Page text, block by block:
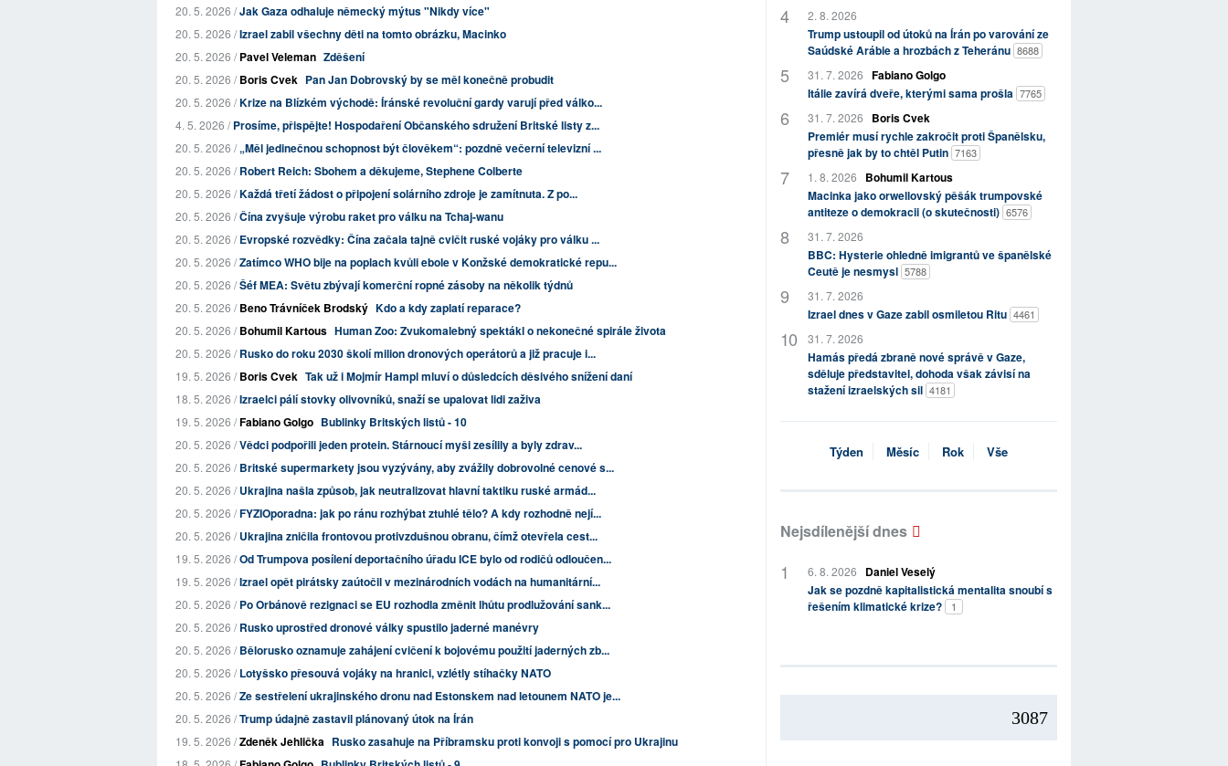
20. 5. 2026 /Jak Gaza odhaluje německý mýtus "Nikdy více"
20. 5. 2026 /Izrael zabil všechny děti na tomto obrázku, Macinko
20. 5. 2026 /Pavel Veleman Zděšení
20. 5. 2026 /Boris Cvek Pan Jan Dobrovský by se měl konečně probudit
20. 5. 2026 /Krize na Blízkém východě: Íránské revoluční gardy varují před válko...
4. 5. 2026 /Prosíme, přispějte! Hospodaření Občanského sdružení Britské listy z...
20. 5. 2026 /„Měl jedinečnou schopnost být člověkem“: pozdně večerní televizní ...
20. 5. 2026 /Robert Reich: Sbohem a děkujeme, Stephene Colberte
20. 5. 2026 /Každá třetí žádost o připojení solárního zdroje je zamítnuta. Z po...
20. 5. 2026 /Čína zvyšuje výrobu raket pro válku na Tchaj-wanu
20. 5. 2026 /Evropské rozvědky: Čína začala tajně cvičit ruské vojáky pro válku ...
20. 5. 2026 /Zatímco WHO bije na poplach kvůli ebole v Konžské demokratické repu...
20. 5. 2026 /Šéf MEA: Světu zbývají komerční ropné zásoby na několik týdnů
20. 5. 2026 /Beno Trávníček Brodský Kdo a kdy zaplatí reparace?
20. 5. 2026 /Bohumil Kartous Human Zoo: Zvukomalebný spektákl o nekonečné spirále života
20. 5. 2026 /Rusko do roku 2030 školí milion dronových operátorů a již pracuje i...
19. 5. 2026 /Boris Cvek Tak už i Mojmír Hampl mluví o důsledcích děsivého snížení daní
18. 5. 2026 /Izraelci pálí stovky olivovníků, snaží se upalovat lidi zaživa
19. 5. 2026 /Fabiano Golgo Bublinky Britských listů - 10
20. 5. 2026 /Vědci podpořili jeden protein. Stárnoucí myši zesílily a byly zdrav...
20. 5. 2026 /Britské supermarkety jsou vyzývány, aby zvážily dobrovolné cenové s...
20. 5. 2026 /Ukrajina našla způsob, jak neutralizovat hlavní taktiku ruské armád...
20. 5. 2026 /FYZIOporadna: jak po ránu rozhýbat ztuhlé tělo? A kdy rozhodně nejí...
20. 5. 2026 /Ukrajina zničila frontovou protivzdušnou obranu, čímž otevřela cest...
19. 5. 2026 /Od Trumpova posílení deportačního úřadu ICE bylo od rodičů odloučen...
19. 5. 2026 /Izrael opět pirátsky zaútočil v mezinárodních vodách na humanitární...
20. 5. 2026 /Po Orbánově rezignaci se EU rozhodla změnit lhůtu prodlužování sank...
20. 5. 2026 /Rusko uprostřed dronové války spustilo jaderné manévry
20. 5. 2026 /Bělorusko oznamuje zahájení cvičení k bojovému použití jaderných zb...
20. 5. 2026 /Lotyšsko přesouvá vojáky na hranici, vzlétly stíhačky NATO
20. 5. 2026 /Ze sestřelení ukrajinského dronu nad Estonskem nad letounem NATO je...
20. 5. 2026 /Trump údajně zastavil plánovaný útok na Írán
19. 5. 2026 /Zdeněk Jehlička Rusko zasahuje na Příbramsku proti konvoji s pomocí pro Ukrajinu
2. 8. 2026
Trump ustoupil od útoků na Írán po varování ze
Saúdské Arábie a hrozbách z Teheránu 8688
31. 7. 2026 Fabiano Golgo
Itálie zavírá dveře, kterými sama prošla 7765
31. 7. 2026
Boris Cvek
Premiér musí rychle zakročit proti Španělsku,
přesně jak by to chtěl Putin 7163
1. 8. 2026
Bohumil Kartous
Macinka jako orwellovský pěšák trumpovské
antiteze o demokracii (o skutečnosti) 6576
31. 7. 2026
BBC: Hysterie ohledně imigrantů ve španělské
Ceutě je nesmysl 5788
31. 7. 2026
Izrael dnes v Gaze zabil osmiletou Ritu 4461
31. 7. 2026
Hamás předá zbraně nové správě v Gaze,
sděluje představitel, dohoda však závisí na
stažení izraelských sil 4181
Týden Měsíc Rok Vše
Nejsdílenější dnes
6. 8. 2026
Daniel Veselý
Jak se pozdně kapitalistická mentalita snoubí s
řešením klimatické krize?
1
3087